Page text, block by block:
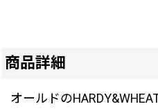
商品詳細
オールドの